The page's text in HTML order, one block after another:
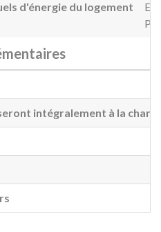
d'énergie du logement
intégralement à la